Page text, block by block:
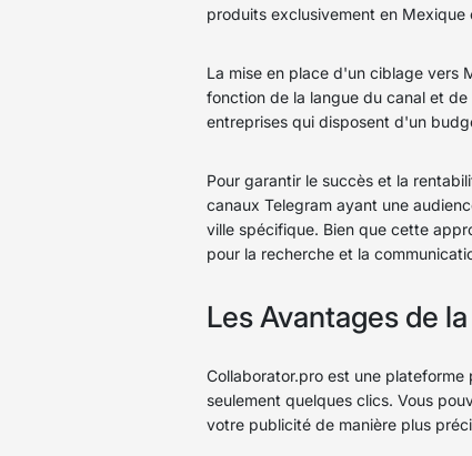
produits exclusivement en
La mise en place d'un ciblage vers
fonction de la langue du canal et
entreprises qui disposent d'un
Pour garantir le succès et la
canaux Telegram ayant une
ville spécifique. Bien que cette
pour la recherche et la
Les Avantages de
Collaborator.pro est une
seulement quelques clics. Vous
votre publicité de manière plus